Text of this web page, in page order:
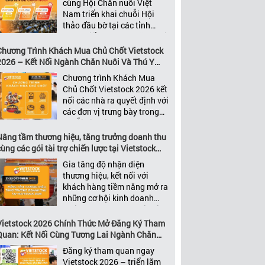
nhất của ngành nông nghiệp
– chăn […]
cùng Hội Chăn nuôi Việt
Nam triển khai chuỗi Hội
thảo đầu bờ tại các tỉnh
trọng điểm ngành chăn nuôi
Không chỉ là nền tảng giao
thương hàng đầu của ngành
chăn nuôi và thú y, Vietstock
còn là triển lãm duy nhất tại
Việt Nam tổ chức thường
niên […]
Trình Khách Mua Chủ Chốt Vietstock
– Kết Nối Ngành Chăn Nuôi Và Thú Y
Nam Và Đông Nam ÁChương trình Khách Mua
Chủ Chốt Vietstock 2026 kết
nối các nhà ra quyết định với
các đơn vị trưng bày trong
chuỗi giá trị ngành chăn
nuôi và thú y Với hơn 20
năm đồng hành cùng sự
phát triển của ngành chăn
nuôi Việt Nam, Vietstock đã
khẳng định vị thế là triển […]
tầm thương hiệu, tăng trưởng doanh thu
các gói tài trợ chiến lược tại Vietstock
Gia tăng độ nhận diện
thương hiệu, kết nối với
khách hàng tiềm năng mở ra
những cơ hội kinh doanh
mới thông qua các Gói Tài
trợ Vietstock 2026 Là Triển
lãm Quốc tế hàng đầu Việt
Nam về chuyên ngành Chăn
nuôi, Thức ăn chăn nuôi và
2026 Chính Thức Mở Đăng Ký Tham
Kết Nối Cùng Tương Lai Ngành Chăn
Và Thú Y
Đăng ký tham quan ngay
Vietstock 2026 – triển lãm